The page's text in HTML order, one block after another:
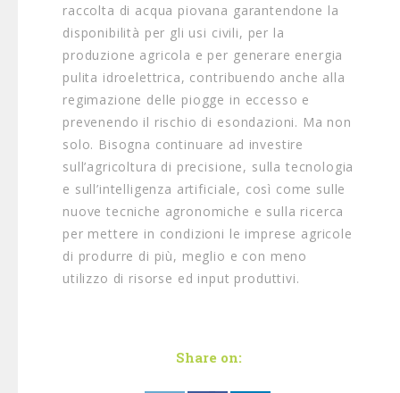
raccolta di acqua piovana garantendone la
disponibilità per gli usi civili, per la
produzione agricola e per generare energia
pulita idroelettrica, contribuendo anche alla
regimazione delle piogge in eccesso e
prevenendo il rischio di esondazioni. Ma non
solo. Bisogna continuare ad investire
sull’agricoltura di precisione, sulla tecnologia
e sull’intelligenza artificiale, così come sulle
nuove tecniche agronomiche e sulla ricerca
per mettere in condizioni le imprese agricole
di produrre di più, meglio e con meno
utilizzo di risorse ed input produttivi.
Share on: